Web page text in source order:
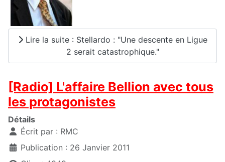
Lire la suite : Stellardo : "Une descente en Ligue
2 serait catastrophique."
[Radio] L'affaire Bellion avec tous
les protagonistes
Détails
Écrit par : RMC
Publication : 26 Janvier 2011